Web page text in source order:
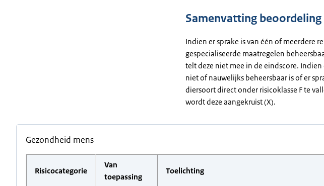
Samenvatting
Indien er sprake is van één of meerdere
gespecialiseerde maatregelen
telt deze niet mee in de eindscore.
niet of nauwelijks beheersbaar is of er
diersoort direct onder risicoklasse F te
wordt deze aangekruist (X).
Gezondheid mens
Risicocategorie
Van
toepassing
Toelichting